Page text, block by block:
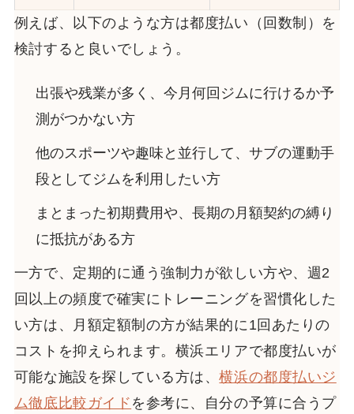
例えば、以下のような方は都度払い（回数制）を
検討すると良いでしょう。
出張や残業が多く、今月何回ジムに行けるか予
測がつかない方
他のスポーツや趣味と並行して、サブの運動手
段としてジムを利用したい方
まとまった初期費用や、長期の月額契約の縛り
に抵抗がある方
一方で、定期的に通う強制力が欲しい方や、週2
回以上の頻度で確実にトレーニングを習慣化した
い方は、月額定額制の方が結果的に1回あたりの
コストを抑えられます。横浜エリアで都度払いが
可能な施設を探している方は、横浜の都度払いジ
ム徹底比較ガイド を参考に、自分の予算に合うプ